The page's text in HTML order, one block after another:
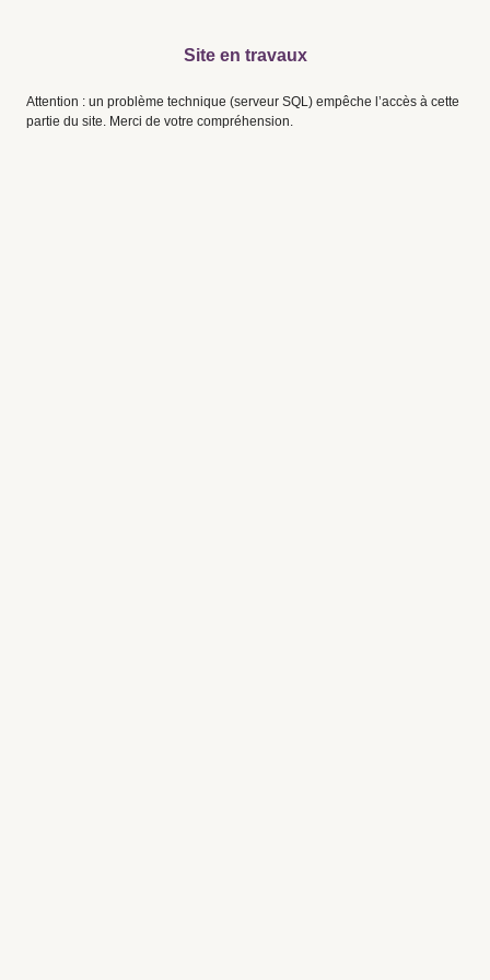
Site en travaux
Attention : un problème technique (serveur SQL) empêche l’accès à cette
partie du site. Merci de votre compréhension.